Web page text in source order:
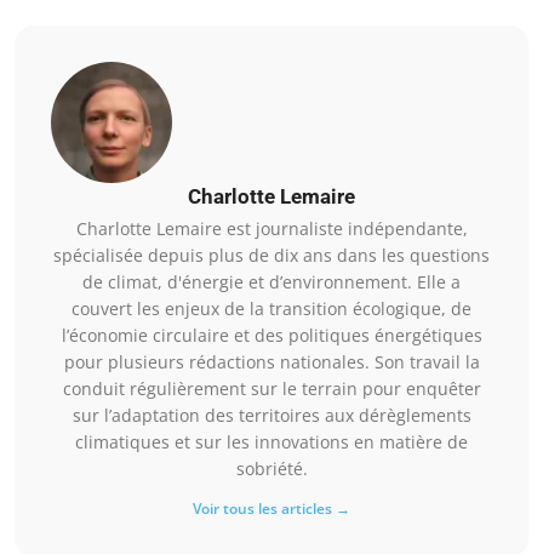
Charlotte Lemaire
Charlotte Lemaire est journaliste indépendante,
spécialisée depuis plus de dix ans dans les questions
de climat, d'énergie et d’environnement. Elle a
couvert les enjeux de la transition écologique, de
l’économie circulaire et des politiques énergétiques
pour plusieurs rédactions nationales. Son travail la
conduit régulièrement sur le terrain pour enquêter
sur l’adaptation des territoires aux dérèglements
climatiques et sur les innovations en matière de
sobriété.
Voir tous les articles →